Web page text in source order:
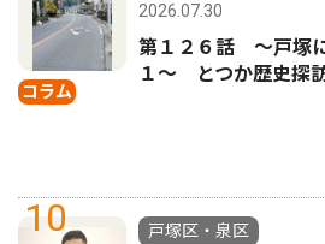
コラム
2026.07.30
第１２６話 〜戸塚
１〜 とつか歴史探
10
戸塚区・泉区